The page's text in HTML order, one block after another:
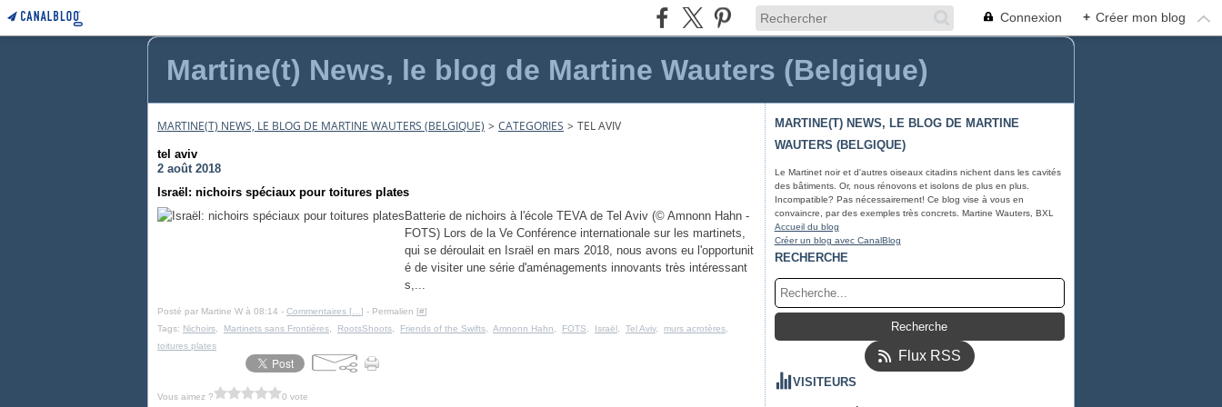
Connexion + Créer mon blog
Martine(t) News, le blog de Martine Wauters (Belgique)
MARTINE(T) NEWS, LE BLOG DE MARTINE WAUTERS (BELGIQUE) > CATEGORIES > TEL AVIV
tel aviv
2 août 2018
Israël: nichoirs spéciaux pour toitures plates
Batterie de nichoirs à l'école TEVA de Tel Aviv (© Amnonn Hahn -
FOTS) Lors de la Ve Conférence internationale sur les martinets,
qui se déroulait en Israël en mars 2018, nous avons eu l'opportunit
é de visiter une série d'aménagements innovants très intéressant
s,...
Posté par Martine W à 08:14 - Commentaires [ ] - Permalien [#]
Tags: Nichoirs Martinets sans Frontières RootsShoots Friends of the Swifts Amnonn Hahn FOTS Israël Tel Aviv, murs acrotères
toitures plates
Vous aimez ? 0 vote
MARTINE(T) NEWS, LE BLOG DE MARTINE
WAUTERS (BELGIQUE)
Le Martinet noir et d'autres oiseaux citadins nichent dans les cavités
des bâtiments. Or, nous rénovons et isolons de plus en plus.
Incompatible? Pas nécessairement! Ce blog vise à vous en
convaincre, par des exemples très concrets. Martine Wauters, BXL
Accueil du blog
Créer un blog avec CanalBlog
RECHERCHE
Flux RSS
VISITEURS